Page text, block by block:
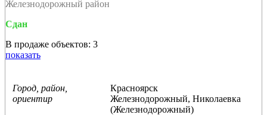
Железнодорожный район
Сдан
В продаже объектов: 3
показать
Город, район,
ориентир
Красноярск
Железнодорожный, Николаевка
(Железнодорожный)